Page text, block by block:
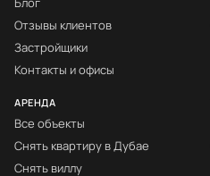
Отзывы клиентов
Застройщики
Контакты и офисы
АРЕНДА
Все объекты
Снять квартиру в Дубае
Снять виллу